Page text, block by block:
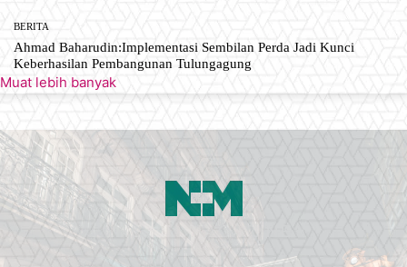
BERITA
Ahmad Baharudin:Implementasi Sembilan Perda Jadi Kunci
Keberhasilan Pembangunan Tulungagung
Muat lebih banyak